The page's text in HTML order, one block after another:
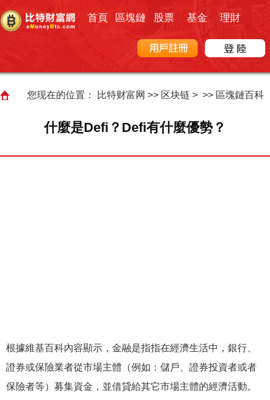
首頁 區塊鏈 股票 基金 理財
您现在的位置： 比特财富网 >> 区块链> >> 區塊鏈百科
什麼是Defi？Defi有什麼優勢？
根據維基百科內容顯示，金融是指指在經濟生活中，銀行、
證券或保險業者從市場主體（例如：儲戶、證券投資者或者
保險者等）募集資金，並借貸給其它市場主體的經濟活動。